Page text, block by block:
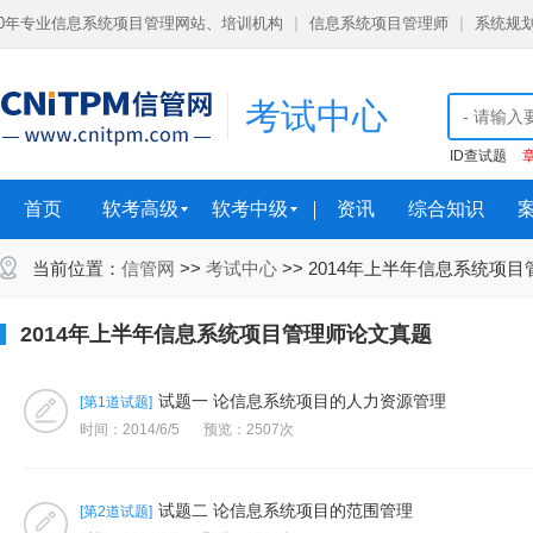
年专业信息系统项目管理网站、培训机构 信息系统项目管理师 系统规
ID查试题
考试中心
首页 软考高级 软考中级 资讯 综合知识
当前位置： 信管网 >> 考试中心 >> 2014年上半年信息系统项目
2014年上半年信息系统项目管理师论文真题
[第1道试题] 试题一 论信息系统项目的人力资源管理
时间：2014/6/5 预览：2507次
[第2道试题] 试题二 论信息系统项目的范围管理